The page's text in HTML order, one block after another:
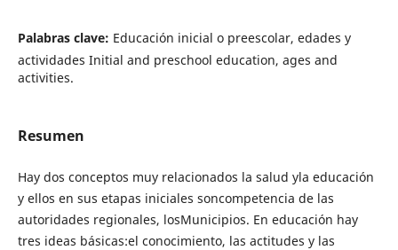
Palabras clave: Educación inicial o preescolar, edades y
actividades Initial and preschool education, ages and
activities.
Resumen
Hay dos conceptos muy relacionados la salud yla educación
y ellos en sus etapas iniciales soncompetencia de las
autoridades regionales, losMunicipios. En educación hay
tres ideas básicas:el conocimiento, las actitudes y las